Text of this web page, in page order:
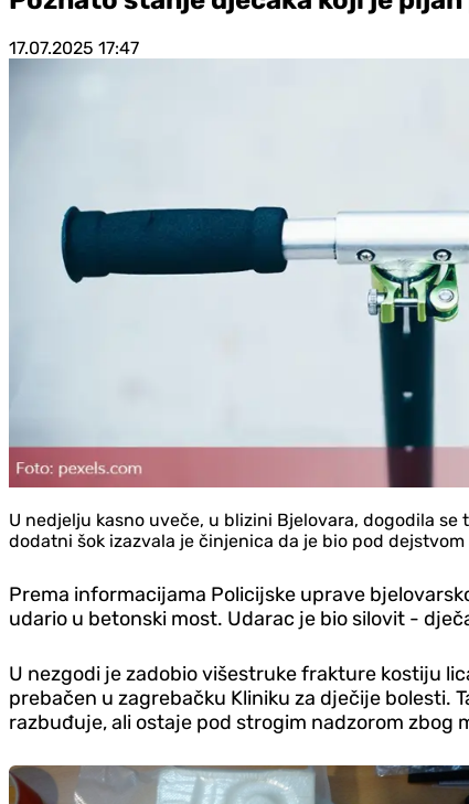
17.07.2025 17:47
U ned‌jelju kasno uveče, u blizini Bjelovara, dogodila
dodatni šok izazvala je činjenica da je bio pod
Prema informacijama Policijske uprave
udario u betonski most. Udarac je bio silovit -
U nezgodi je zadobio višestruke frakture kostiju
prebačen u zagrebačku Kliniku za d‌ječije bolesti.
razbuđuje, ali ostaje pod strogim nadzorom zbog